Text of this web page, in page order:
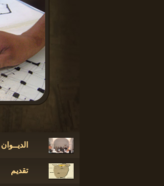
الديــوان
تقديم